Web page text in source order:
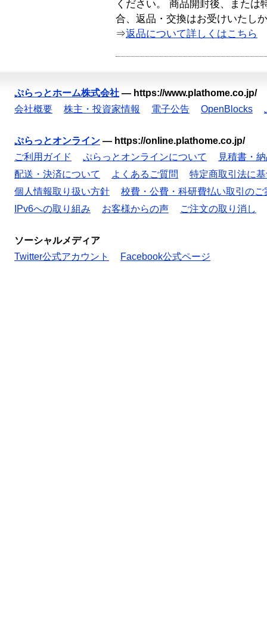
ください。 商品開封後、または
合、返品・交換はお受けいたし
⇒返品について詳しくはこちら
ぷらっとホーム株式会社 — https://www.plathome.co.jp/
会社概要
株主・投資家情報 電子公告 OpenBlocks
ぷらっとオンライン — https://online.plathome.co.jp/
ご利用ガイド
ぷらっとオンラインについて
見積書・
配送・決済について
よくあるご質問
特定商取引法に
個人情報取り扱い方針
校費・公費・科研費払い取引のご
IPv6への取り組み
お客様からの声 ご注文の取り消し
ソーシャルメディア
Twitter公式アカウント
Facebook公式ページ